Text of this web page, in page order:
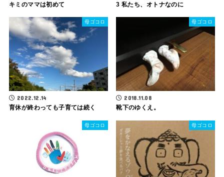
キミのママは初めて 3 私たち、オトナなのに
母ゴコロ
2022.12.14
育休が終わっても子育ては続く
母ゴコロ
2018.11.08
靴下のゆくえ。
母ゴコロ 母ゴコロ